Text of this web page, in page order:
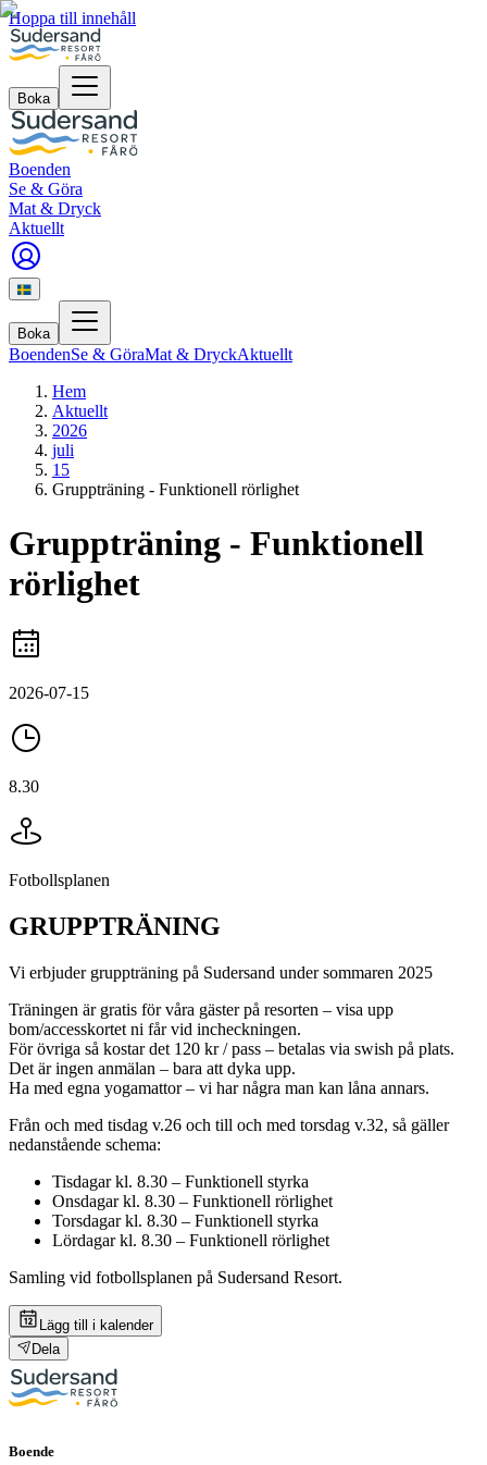
Hoppa till innehåll
Boka
Boenden
Se & Göra
Mat & Dryck
Aktuellt
Boka
BoendenSe & GöraMat & DryckAktuellt
Hem
Aktuellt
2026
juli
15
Gruppträning - Funktionell rörlighet
Gruppträning - Funktionell
rörlighet
2026-07-15
8.30
Fotbollsplanen
GRUPPTRÄNING
Vi erbjuder gruppträning på Sudersand under sommaren 2025
Träningen är gratis för våra gäster på resorten – visa upp
bom/accesskortet ni får vid incheckningen.
För övriga så kostar det 120 kr / pass – betalas via swish på plats.
Det är ingen anmälan – bara att dyka upp.
Ha med egna yogamattor – vi har några man kan låna annars.
Från och med tisdag v.26 och till och med torsdag v.32, så gäller
nedanstående schema:
Tisdagar kl. 8.30 – Funktionell styrka
Onsdagar kl. 8.30 – Funktionell rörlighet
Torsdagar kl. 8.30 – Funktionell styrka
Lördagar kl. 8.30 – Funktionell rörlighet
Samling vid fotbollsplanen på Sudersand Resort.
Lägg till i kalender
Dela
Boende